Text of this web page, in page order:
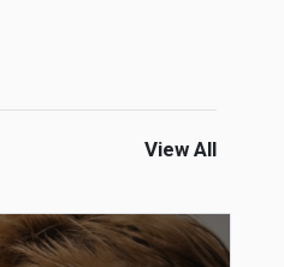
View All